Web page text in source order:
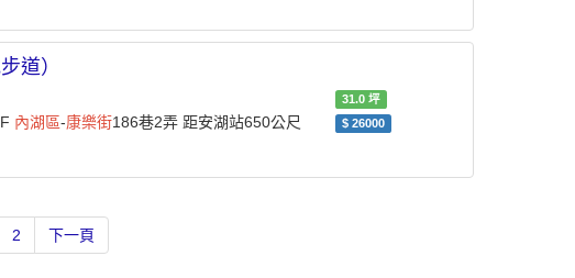
道）
31.0坪
$ 26000
內湖區-康樂街186巷2弄 距安湖站650公尺
2 下一頁